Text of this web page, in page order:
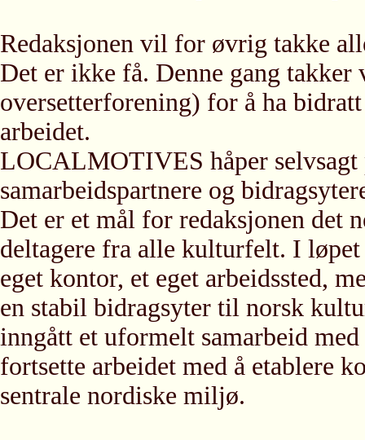
Redaksjonen vil for øvrig takke
Det er ikke få. Denne gang
oversetterforening) for å ha
arbeidet.
LOCALMOTIVES håper selvsagt
samarbeidspartnere og
Det er et mål for redaksjonen det
deltagere fra alle kulturfelt. I løpet
eget kontor, et eget arbeidssted,
en stabil bidragsyter til norsk
inngått et uformelt samarbeid
fortsette arbeidet med å etablere
sentrale nordiske miljø.